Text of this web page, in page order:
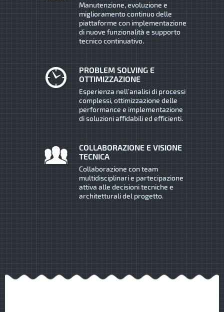
Manutenzione, evoluzione e
miglioramento continuo delle
piattaforme con implementazione
di nuove funzionalità e supporto
tecnico continuativo.
PROBLEM SOLVING E
OTTIMIZZAZIONE
Esperienza nell’analisi di processi
complessi, ottimizzazione delle
performance e implementazione
di soluzioni affidabili ed efficienti.
COLLABORAZIONE E VISIONE
TECNICA
Collaborazione con team
multidisciplinari e partecipazione
attiva alle decisioni tecniche e
architetturali del progetto.